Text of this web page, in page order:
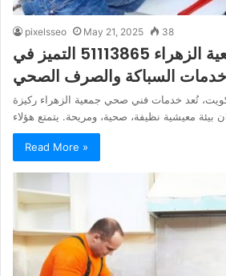
pixelsseo May 21, 2025 38
فني صحي جمعية الزهراء 51113865 التميز في
خدمات السباكة والصرف الصحي
تُعد خدمات فني صحي جمعية الزهراء ركيزة
Read More »